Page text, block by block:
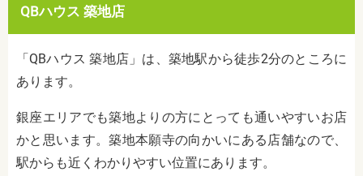
QBハウス 築地店
「QBハウス 築地店」は、築地駅から徒歩2分のところに
あります。
銀座エリアでも築地よりの方にとっても通いやすいお店
かと思います。築地本願寺の向かいにある店舗なので、
駅からも近くわかりやすい位置にあります。